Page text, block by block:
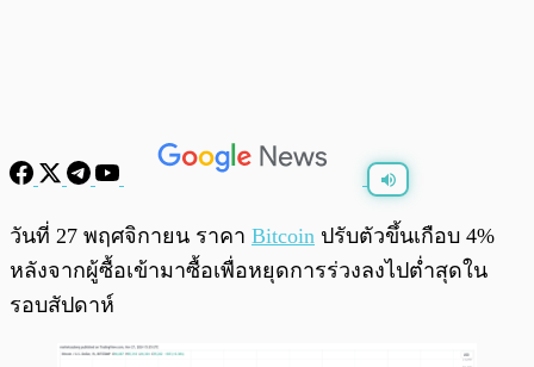
0:00/
วันที่ 27 พฤศจิกายน ราคา Bitcoin ปรับตัวขึ้นเกือบ 4%
หลังจากผู้ซื้อเข้ามาซื้อเพื่อหยุดการร่วงลงไปต่ำสุดใน
รอบสัปดาห์